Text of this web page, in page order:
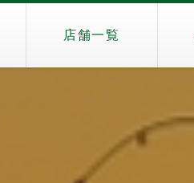
店舗一覧